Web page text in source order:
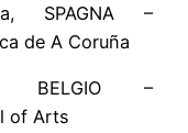
SPAGNA –
de A Coruña
BELGIO –
of Arts